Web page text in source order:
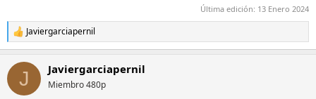
Última edición: 13 Enero 2024
R
e
c
i
Javiergarciapernil
J Javiergarciapernil
Miembro 480p